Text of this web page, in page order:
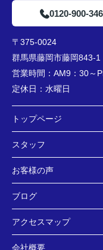
0120-900-346
〒375-0024
群馬県藤岡市藤岡843-1
営業時間： AM9：30～
定休日： 水曜日
トップページ
スタッフ
お客様の声
ブログ
アクセスマップ
会社概要